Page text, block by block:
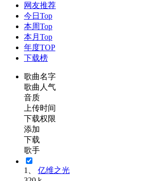
网友推荐
今日Top
本周Top
本月Top
年度TOP
下载榜
歌曲名字
歌曲人气
音质
上传时间
下载权限
添加
下载
歌手
1、
亿维之光